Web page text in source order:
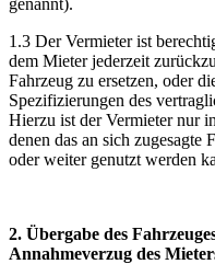
genannt).
1.3 Der Vermieter ist
dem Mieter jederzeit
Fahrzeug zu ersetzen, oder
Spezifizierungen des
Hierzu ist der Vermieter nur
denen das an sich zugesagte
oder weiter genutzt werden
2. Übergabe des
Annahmeverzug des